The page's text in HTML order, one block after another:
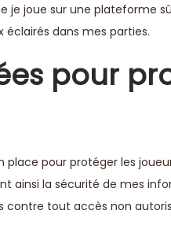
je joue sur une plateforme
dans mes parties.
pour
place pour protéger les
ainsi la sécurité de mes
contre tout accès non